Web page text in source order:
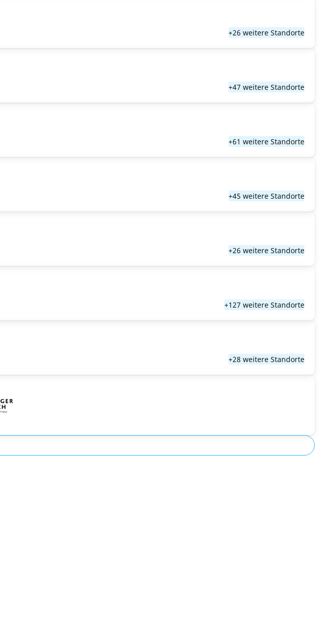
+26 weitere Standorte
+47 weitere Standorte
+61 weitere Standorte
+45 weitere Standorte
+26 weitere Standorte
+127 weitere Standorte
+28 weitere Standorte